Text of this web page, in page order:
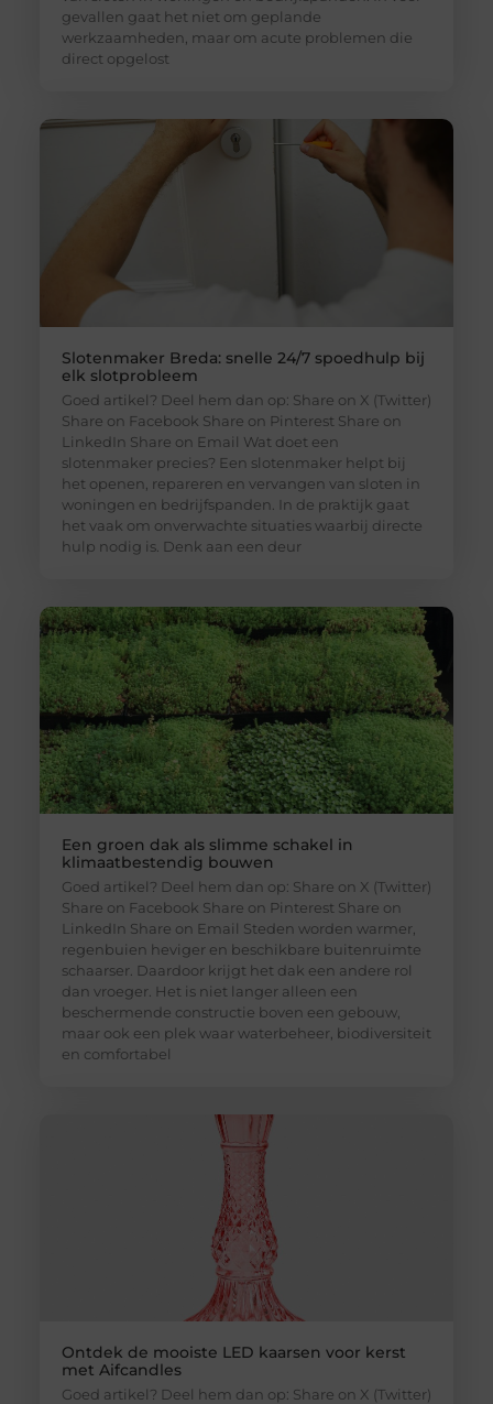
gevallen gaat het niet om geplande
werkzaamheden, maar om acute problemen die
direct opgelost
Slotenmaker Breda: snelle 24/7 spoedhulp bij
elk slotprobleem
Goed artikel? Deel hem dan op: Share on X (Twitter)
Share on Facebook Share on Pinterest Share on
LinkedIn Share on Email Wat doet een
slotenmaker precies? Een slotenmaker helpt bij
het openen, repareren en vervangen van sloten in
woningen en bedrijfspanden. In de praktijk gaat
het vaak om onverwachte situaties waarbij directe
hulp nodig is. Denk aan een deur
Een groen dak als slimme schakel in
klimaatbestendig bouwen
Goed artikel? Deel hem dan op: Share on X (Twitter)
Share on Facebook Share on Pinterest Share on
LinkedIn Share on Email Steden worden warmer,
regenbuien heviger en beschikbare buitenruimte
schaarser. Daardoor krijgt het dak een andere rol
dan vroeger. Het is niet langer alleen een
beschermende constructie boven een gebouw,
maar ook een plek waar waterbeheer, biodiversiteit
en comfortabel
Ontdek de mooiste LED kaarsen voor kerst
met Aifcandles
Goed artikel? Deel hem dan op: Share on X (Twitter)